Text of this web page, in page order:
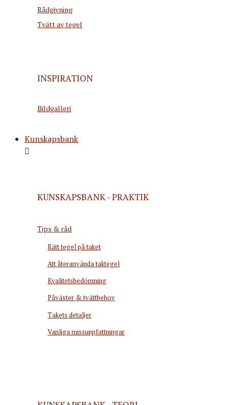
Rådgivning
Tvätt av tegel
INSPIRATION
Bildgalleri
Kunskapsbank
KUNSKAPSBANK - PRAKTIK
Tips & råd
Rätt tegel på taket
Att återanvända taktegel
Kvalitetsbedömning
Påväxter & tvättbehov
Takets detaljer
Vanliga missuppfattningar